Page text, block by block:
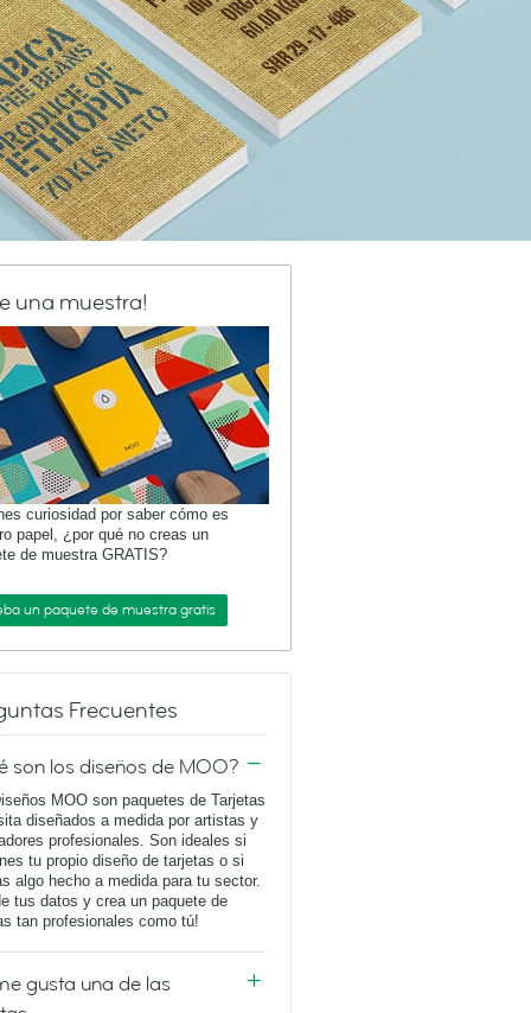
una muestra!
curiosidad por saber cómo es
papel, ¿por qué no creas un
de muestra GRATIS?
un paquete de muestra gratis
Frecuentes
son los diseños de MOO?
MOO son paquetes de Tarjetas
diseñados a medida por artistas y
profesionales. Son ideales si
tu propio diseño de tarjetas o si
algo hecho a medida para tu sector.
tus datos y crea un paquete de
tan profesionales como tú!
gusta una de las